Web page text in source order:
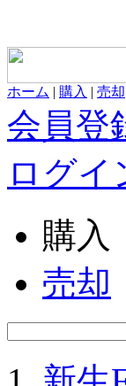
ホーム | 購入 | 売却
会員登
ログイ
購入
売却